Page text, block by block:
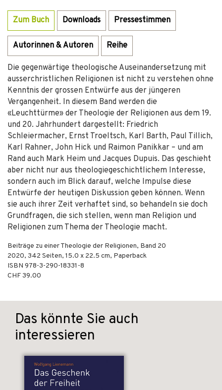
Zum Buch Downloads Pressestimmen
Autorinnen & Autoren Reihe
Die gegenwärtige theologische Auseinandersetzung mit
ausserchristlichen Religionen ist nicht zu verstehen ohne
Kenntnis der grossen Entwürfe aus der jüngeren
Vergangenheit. In diesem Band werden die
«Leuchttürme» der Theologie der Religionen aus dem 19.
und 20. Jahrhundert dargestellt: Friedrich
Schleiermacher, Ernst Troeltsch, Karl Barth, Paul Tillich,
Karl Rahner, John Hick und Raimon Panikkar – und am
Rand auch Mark Heim und Jacques Dupuis. Das geschieht
aber nicht nur aus theologiegeschichtlichem Interesse,
sondern auch im Blick darauf, welche Impulse diese
Entwürfe der heutigen Diskussion geben können. Wenn
sie auch ihrer Zeit verhaftet sind, so behandeln sie doch
Grundfragen, die sich stellen, wenn man Religion und
Religionen zum Thema der Theologie macht.
Beiträge zu einer Theologie der Religionen, Band 20
2020, 342 Seiten, 15.0 x 22.5 cm, Paperback
ISBN 978-3-290-18331-8
CHF 39.00
Das könnte Sie auch
interessieren